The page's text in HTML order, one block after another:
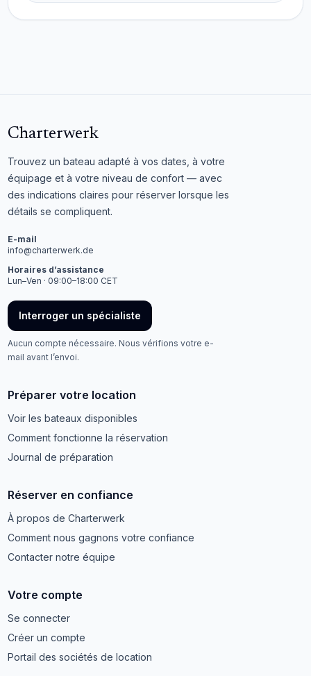
Charterwerk
Trouvez un bateau adapté à vos dates, à votre
équipage et à votre niveau de confort — avec
des indications claires pour réserver lorsque les
détails se compliquent.
E-mail
info@charterwerk.de
Horaires d’assistance
Lun–Ven · 09:00–18:00 CET
Interroger un spécialiste
Aucun compte nécessaire. Nous vérifions votre e-
mail avant l’envoi.
Préparer votre location
Voir les bateaux disponibles
Comment fonctionne la réservation
Journal de préparation
Réserver en confiance
À propos de Charterwerk
Comment nous gagnons votre confiance
Contacter notre équipe
Votre compte
Se connecter
Créer un compte
Portail des sociétés de location